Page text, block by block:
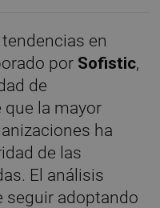
tendencias en
por Sofistic,
de
que la mayor
ha
de las
El análisis
seguir adoptando